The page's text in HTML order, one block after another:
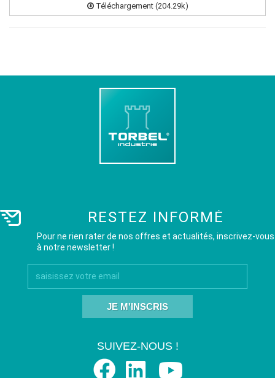
Téléchargement (204.29k)
RESTEZ INFORMÉ
Pour ne rien rater de nos offres et actualités, inscrivez-vous
à notre newsletter !
JE M'INSCRIS
SUIVEZ-NOUS !